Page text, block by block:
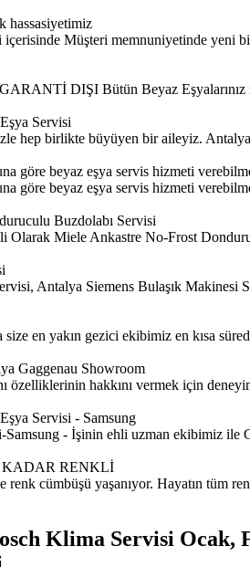
hassasiyetimiz
Müşteri memnuniyetinde yeni
DIŞI Bütün Beyaz
Servisi
hep birlikte büyüyen bir aileyiz.
göre beyaz eşya servis hizmeti
göre beyaz eşya servis hizmeti
Buzdolabı Servisi
Olarak Miele Ankastre No-Frost
Antalya Siemens Bulaşık Makinesi
en yakın gezici ekibimiz en kısa
Gaggenau Showroom
özelliklerinin hakkını vermek için
Servisi - Samsung
Samsung - İşinin ehli uzman ekibimiz
RENKLİ
renk cümbüşü yaşanıyor. Hayatın tüm
Klima Servisi Ocak,